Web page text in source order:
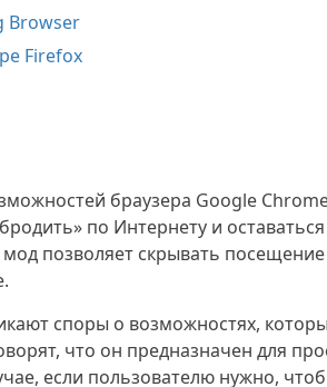
Browser
Firefox
браузера Google
по Интернету и
позволяет скрывать
споры о возможностях,
что он предназначен для
если пользователю нужно,